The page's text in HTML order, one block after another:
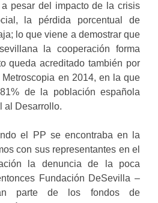
pesar del impacto de la crisis
la pérdida porcentual de
lo que viene a demostrar que
la cooperación forma
queda acreditado también por
Metroscopia en 2014, en la que
de la población española
al Desarrollo.
el PP se encontraba en la
con sus representantes en el
la denuncia de la poca
Fundación DeSevilla –
parte de los fondos de